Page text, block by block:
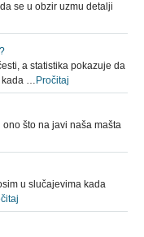
se u obzir uzmu detalji
a statistika pokazuje da
kada … Pročitaj
što na javi naša mašta
u slučajevima kada